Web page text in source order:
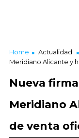
Home Actualidad
Meridiano Alicante y
Nueva
Meridiano
de venta